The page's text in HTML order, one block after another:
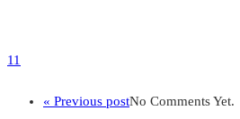
11
« Previous postNo Comments Yet.